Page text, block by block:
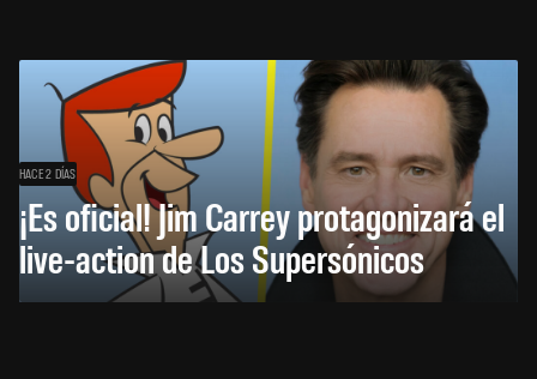
HACE 2 DÍAS
¡Es oficial! Jim Carrey protagonizará el
live-action de Los Supersónicos